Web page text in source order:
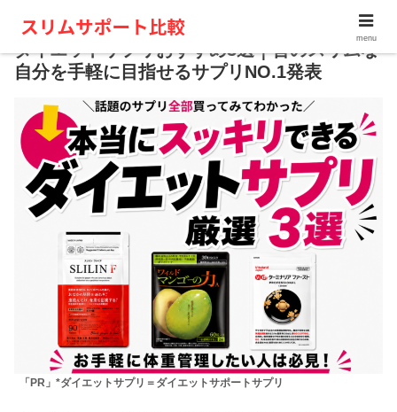
ダイエットサプリおすすめ3選｜昔のスリムな
自分を手軽に目指せるサプリNO.1発表
「PR」*ダイエットサプリ＝ダイエットサポートサプリ
menu